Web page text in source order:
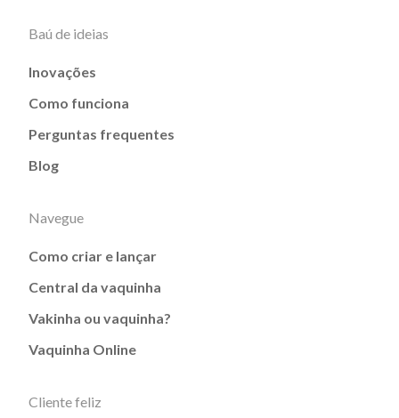
Baú de ideias
Inovações
Como funciona
Perguntas frequentes
Blog
Navegue
Como criar e lançar
Central da vaquinha
Vakinha ou vaquinha?
Vaquinha Online
Cliente feliz